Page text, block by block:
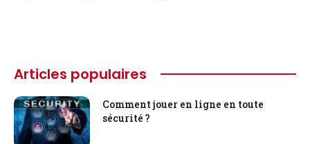
Articles populaires
Comment jouer en ligne en toute
sécurité ?